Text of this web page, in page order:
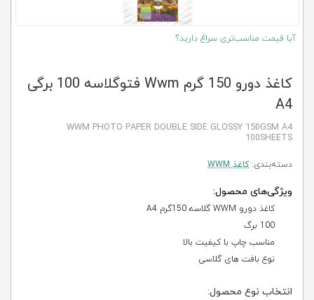
آیا قیمت مناسب‌تری سراغ دارید؟
کاغذ دورو 150 گرم Wwm فتوگلاسه 100 برگی
A4
WWM PHOTO PAPER DOUBLE SIDE GLOSSY 150GSM A4
100SHEETS
دسته‌بندی:کاغذ WWM
ویژگی‌های محصول:
کاغذ دورو WWM گلاسه 150گرم A4
100 برگ
مناسب چاپ با کیفیت بالا
نوع بافت های گلاسی
انتخاب نوع محصول: